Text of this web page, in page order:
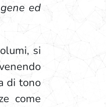
ed
si
di tono
come